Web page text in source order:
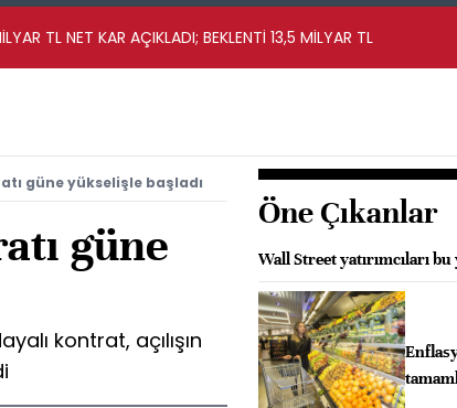
TL NET KAR AÇIKLADI; BEKLENTİ 13,5 MİLYAR TL
güne yükselişle başladı
güne
kontrat, açılışın
Öne Çıkanlar
Wall Street yatırımcıları